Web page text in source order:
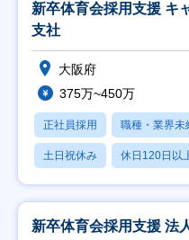
新卒体育会採用支援 キ
支社
大阪府
375万~450万
正社員採用 職種・業界未
土日祝休み 休日120日以
新卒体育会採用支援 法